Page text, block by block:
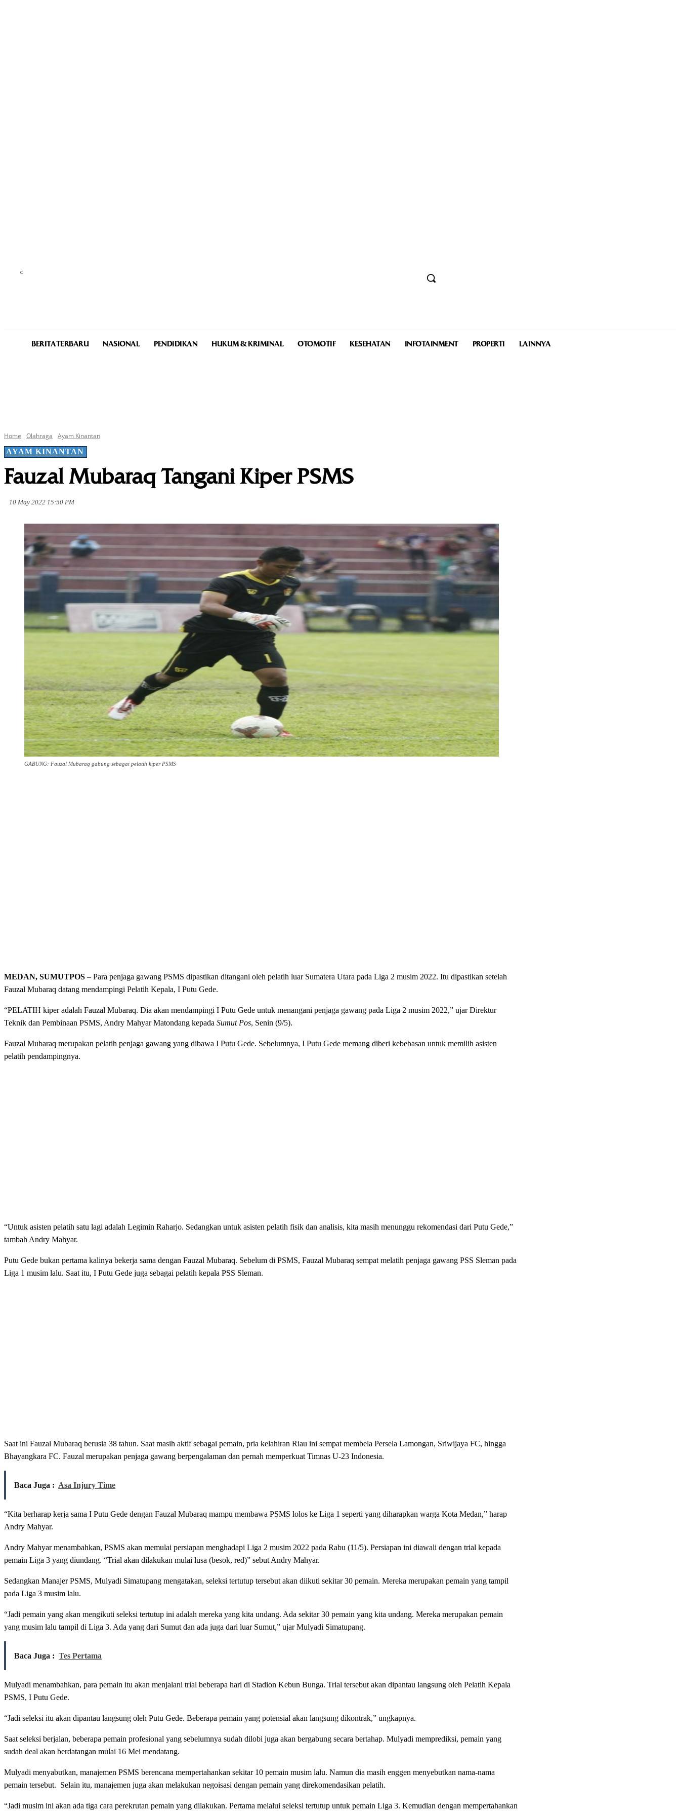
C
BERITA TERBARU NASIONAL PENDIDIKAN HUKUM & KRIMINAL OTOMOTIF KESEHATAN INFOTAINMENT PROPERTI LAINNYA
Home Olahraga
Ayam Kinantan
AYAM KINANTAN
Fauzal Mubaraq Tangani Kiper PSMS
10 May 2022 15:50 PM
GABUNG: Fauzal Mubaraq gabung sebagai pelatih kiper PSMS
MEDAN, SUMUTPOS – Para penjaga gawang PSMS dipastikan ditangani oleh pelatih luar Sumatera Utara pada Liga 2 musim 2022. Itu dipastikan setelah
Fauzal Mubaraq datang mendampingi Pelatih Kepala, I Putu Gede.
“PELATIH kiper adalah Fauzal Mubaraq. Dia akan mendampingi I Putu Gede untuk menangani penjaga gawang pada Liga 2 musim 2022,” ujar Direktur
Teknik dan Pembinaan PSMS, Andry Mahyar Matondang kepada Sumut Pos, Senin (9/5).
Fauzal Mubaraq merupakan pelatih penjaga gawang yang dibawa I Putu Gede. Sebelumnya, I Putu Gede memang diberi kebebasan untuk memilih asisten
pelatih pendampingnya.
“Untuk asisten pelatih satu lagi adalah Legimin Raharjo. Sedangkan untuk asisten pelatih fisik dan analisis, kita masih menunggu rekomendasi dari Putu Gede,”
tambah Andry Mahyar.
Putu Gede bukan pertama kalinya bekerja sama dengan Fauzal Mubaraq. Sebelum di PSMS, Fauzal Mubaraq sempat melatih penjaga gawang PSS Sleman pada
Liga 1 musim lalu. Saat itu, I Putu Gede juga sebagai pelatih kepala PSS Sleman.
Saat ini Fauzal Mubaraq berusia 38 tahun. Saat masih aktif sebagai pemain, pria kelahiran Riau ini sempat membela Persela Lamongan, Sriwijaya FC, hingga
Bhayangkara FC. Fauzal merupakan penjaga gawang berpengalaman dan pernah memperkuat Timnas U-23 Indonesia.
Baca Juga : Asa Injury Time
“Kita berharap kerja sama I Putu Gede dengan Fauzal Mubaraq mampu membawa PSMS lolos ke Liga 1 seperti yang diharapkan warga Kota Medan,” harap
Andry Mahyar.
Andry Mahyar menambahkan, PSMS akan memulai persiapan menghadapi Liga 2 musim 2022 pada Rabu (11/5). Persiapan ini diawali dengan trial kepada
pemain Liga 3 yang diundang. “Trial akan dilakukan mulai lusa (besok, red)” sebut Andry Mahyar.
Sedangkan Manajer PSMS, Mulyadi Simatupang mengatakan, seleksi tertutup tersebut akan diikuti sekitar 30 pemain. Mereka merupakan pemain yang tampil
pada Liga 3 musim lalu.
“Jadi pemain yang akan mengikuti seleksi tertutup ini adalah mereka yang kita undang. Ada sekitar 30 pemain yang kita undang. Mereka merupakan pemain
yang musim lalu tampil di Liga 3. Ada yang dari Sumut dan ada juga dari luar Sumut,” ujar Mulyadi Simatupang.
Baca Juga : Tes Pertama
Mulyadi menambahkan, para pemain itu akan menjalani trial beberapa hari di Stadion Kebun Bunga. Trial tersebut akan dipantau langsung oleh Pelatih Kepala
PSMS, I Putu Gede.
“Jadi seleksi itu akan dipantau langsung oleh Putu Gede. Beberapa pemain yang potensial akan langsung dikontrak,” ungkapnya.
Saat seleksi berjalan, beberapa pemain profesional yang sebelumnya sudah dilobi juga akan bergabung secara bertahap. Mulyadi memprediksi, pemain yang
sudah deal akan berdatangan mulai 16 Mei mendatang.
Mulyadi menyabutkan, manajemen PSMS berencana mempertahankan sekitar 10 pemain musim lalu. Namun dia masih enggen menyebutkan nama-nama
pemain tersebut. Selain itu, manajemen juga akan melakukan negoisasi dengan pemain yang direkomendasikan pelatih.
“Jadi musim ini akan ada tiga cara perekrutan pemain yang dilakukan. Pertama melalui seleksi tertutup untuk pemain Liga 3. Kemudian dengan mempertahankan